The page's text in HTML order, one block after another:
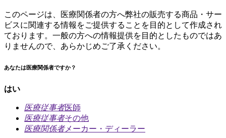
このページは、医療関係者の方へ弊社の販売する商品・サー
ビスに関連する情報をご提供することを目的として作成され
ております。一般の方への情報提供を目的としたものではあ
りませんので、あらかじめご了承ください。
あなたは医療関係者ですか？
はい
医療従事者医師
医療従事者その他
医療関係者メーカー・ディーラー